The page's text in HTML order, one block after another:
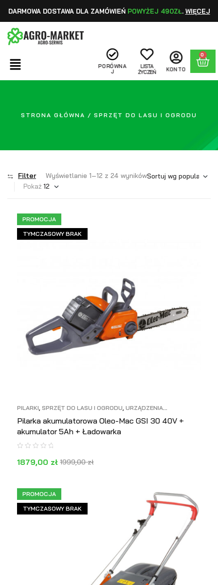
DARMOWA DOSTAWA DLA ZAMÓWIEŃ POWYŻEJ 490ZŁ. WIĘCEJ
PORÓWNA
J
LISTA
ŻYCZEŃ
KONTO
0
STRONA GŁÓWNA / SPRZĘT DO LASU I OGRODU
Filter
Wyświetlanie 1–12 z 24 wyników
Pokaż
PROMOCJA
TYMCZASOWY BRAK
PILARKI, SPRZĘT DO LASU I OGRODU, URZĄDZENIA
Pilarka akumulatorowa Oleo-Mac GSI 30 40V +
akumulator 5Ah + Ładowarka
1999,00zł
1879,00 zł
PROMOCJA
TYMCZASOWY BRAK